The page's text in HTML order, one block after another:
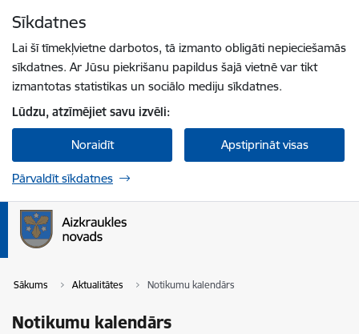
Sīkdatnes
Lai šī tīmekļvietne darbotos, tā izmanto obligāti nepieciešamās
sīkdatnes. Ar Jūsu piekrišanu papildus šajā vietnē var tikt
izmantotas statistikas un sociālo mediju sīkdatnes.
Lūdzu, atzīmējiet savu izvēli:
Noraidīt Apstiprināt visas
Pārvaldīt sīkdatnes
Sākums Aktualitātes Notikumu kalendārs
Notikumu kalendārs